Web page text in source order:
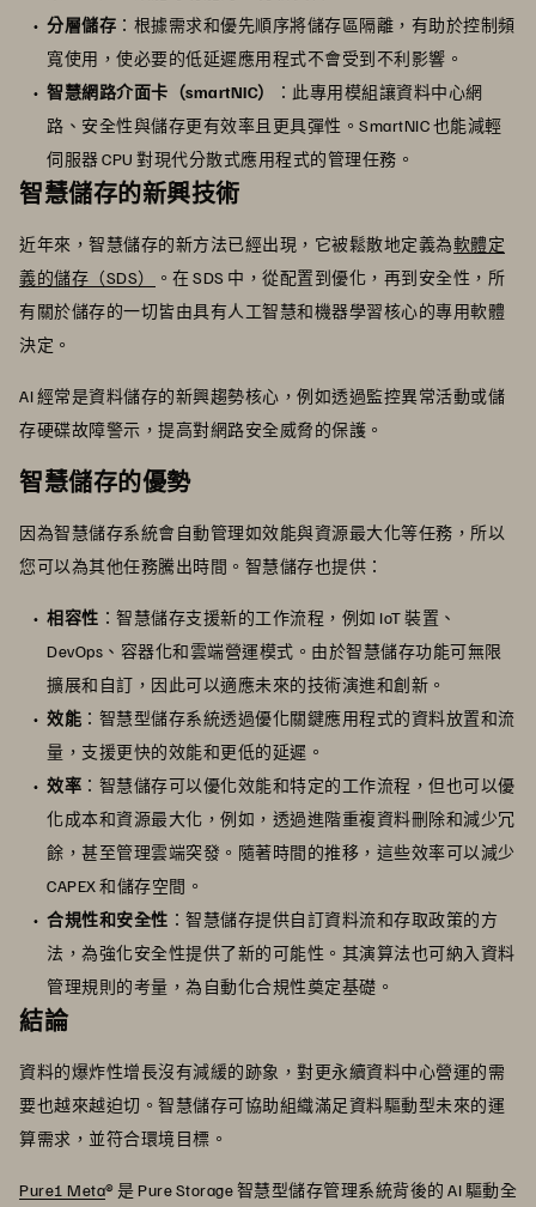
分層儲存 ：根據需求和優先順序將儲存區隔離，有助於控制頻
寬使用，使必要的低延遲應用程式不會受到不利影響。
智慧網路介面卡（smartNIC）
：此專用模組讓資料中心網
路、安全性與儲存更有效率且更具彈性。SmartNIC 也能減輕
伺服器 CPU 對現代分散式應用程式的管理任務。
智慧儲存的新興技術
近年來，智慧儲存的新方法已經出現，它被鬆散地定義為軟體定
義的儲存（SDS）
。在 SDS 中，從配置到優化，再到安全性，所
有關於儲存的一切皆由具有人工智慧和機器學習核心的專用軟體
決定。
AI 經常是資料儲存的新興趨勢核心，例如透過監控異常活動或儲
存硬碟故障警示，提高對網路安全威脅的保護。
智慧儲存的優勢
因為智慧儲存系統會自動管理如效能與資源最大化等任務，所以
您可以為其他任務騰出時間。智慧儲存也提供：
相容性 ：智慧儲存支援新的工作流程，例如 IoT 裝置、
DevOps、容器化和雲端營運模式。由於智慧儲存功能可無限
擴展和自訂，因此可以適應未來的技術演進和創新。
效能 ：智慧型儲存系統透過優化關鍵應用程式的資料放置和流
量，支援更快的效能和更低的延遲。
效率 ：智慧儲存可以優化效能和特定的工作流程，但也可以優
化成本和資源最大化，例如，透過進階重複資料刪除和減少冗
餘，甚至管理雲端突發。隨著時間的推移，這些效率可以減少
CAPEX 和儲存空間。
合規性和安全性 ：智慧儲存提供自訂資料流和存取政策的方
法，為強化安全性提供了新的可能性。其演算法也可納入資料
管理規則的考量，為自動化合規性奠定基礎。
結論
資料的爆炸性增長沒有減緩的跡象，對更永續資料中心營運的需
要也越來越迫切。智慧儲存可協助組織滿足資料驅動型未來的運
算需求，並符合環境目標。
Pure1 Meta® 是 Pure Storage 智慧型儲存管理系統背後的 AI 驅動全